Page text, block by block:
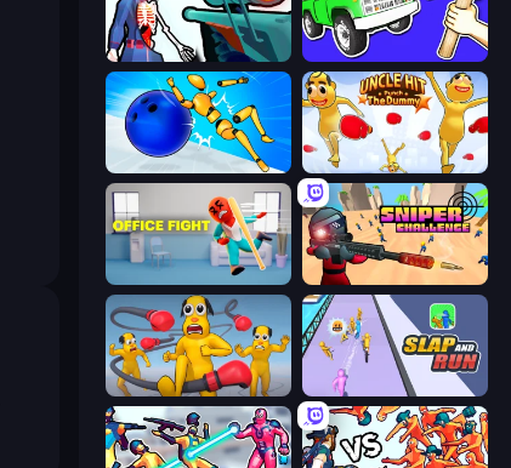
Sniper Shot: Bullet Time
Playground Man! Ragdoll Show! Uncle Hit: Punch the Dummy
Sniper Challenge
Annoying Uncle Punch Game Slap and Run